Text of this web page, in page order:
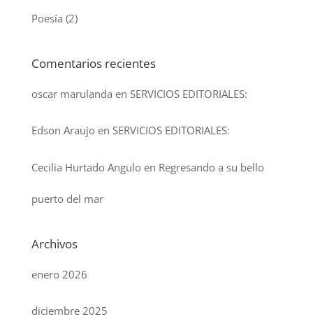
Poesía (2)
Comentarios recientes
oscar marulanda en SERVICIOS EDITORIALES:
Edson Araujoen SERVICIOS EDITORIALES:
Cecilia Hurtado Anguloen Regresando a su bello
puerto del mar
Archivos
enero 2026
diciembre 2025